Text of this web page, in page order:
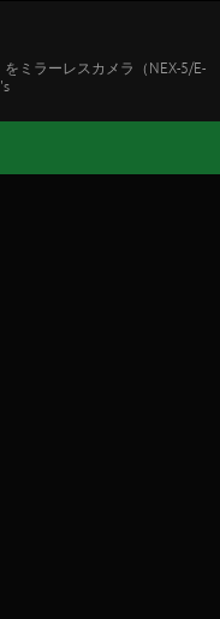
ミラーレスカメラ（NEX-5/E-